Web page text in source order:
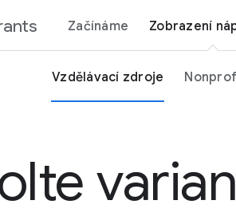
Začínáme Zobrazení
Vzdělávací zdroje